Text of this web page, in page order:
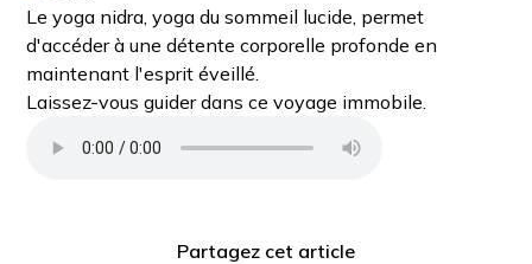
Le yoga nidra, yoga du sommeil lucide, permet
d'accéder à une détente corporelle profonde en
maintenant l'esprit éveillé.
Laissez-vous guider dans ce voyage immobile.
Partagez cet article